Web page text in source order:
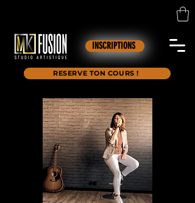
INSCRIPTIONS
RESERVE TON COURS !